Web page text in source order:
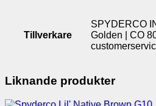
Tillverkare
SPYDERCO
Golden | CO
Liknande produkter